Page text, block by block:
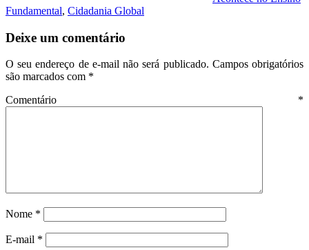
Fundamental, Cidadania Global
Deixe um comentário
O seu endereço de e-mail não será publicado. Campos obrigatórios
são marcados com *
Comentário *
Nome *
E-mail *